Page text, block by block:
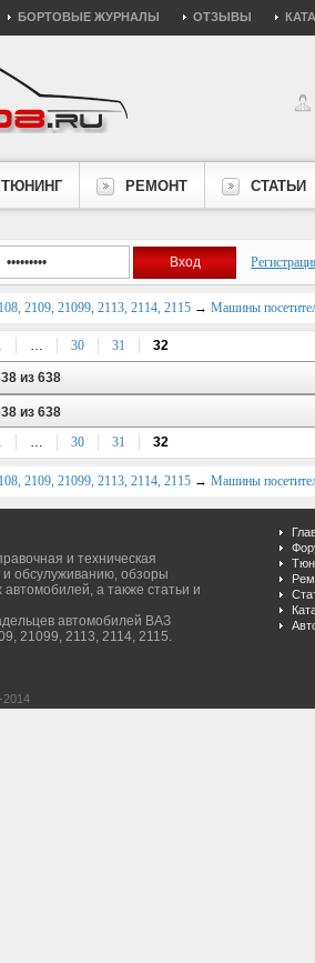
БОРТОВЫЕ ЖУРНАЛЫ ОТЗЫВЫ
ТЮНИНГ РЕМОНТ СТАТЬИ
2109, 21099, 2113, 2114, 2115 → Машины
… 30 31 32
из 638
из 638
… 30 31 32
2109, 21099, 2113, 2114, 2115 → Машины
и техническая
обсулуживанию, обзоры
а также статьи и
автомобилей ВАЗ
21099, 2113, 2114, 2115.